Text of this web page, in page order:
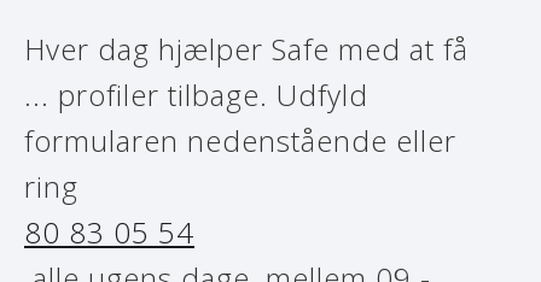
Hver dag hjælper Safe med at få
... profiler tilbage. Udfyld
formularen nedenstående eller
ring
80 83 05 54